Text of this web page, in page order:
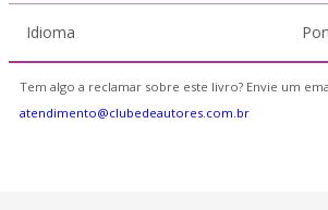
Idioma
Tem algo a reclamar sobre este livro? Envie um
atendimento@clubedeautores.com.br